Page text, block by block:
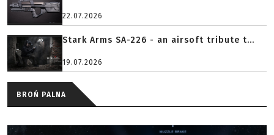
22.07.2026
Stark Arms SA-226 - an airsoft tribute t...
19.07.2026
BROŃ PALNA